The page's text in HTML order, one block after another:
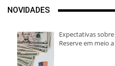
NOVIDADES
Expectativas
Reserve em meio